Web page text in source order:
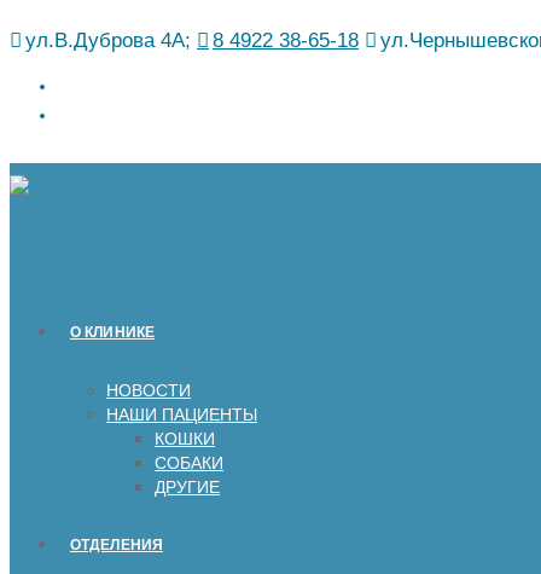
к ул.В.Дуброва 4А; 8 4922 38-65-18
О КЛИНИКЕ
НОВОСТИ
НАШИ ПАЦИЕНТЫ
КОШКИ
СОБАКИ
ДРУГИЕ
ОТДЕЛЕНИЯ